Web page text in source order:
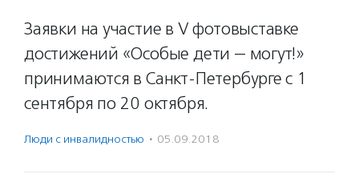
Заявки на участие в V фотовыставке
достижений «Особые дети — могут!»
принимаются в Санкт-Петербурге с 1
сентября по 20 октября.
Люди с инвалидностью · 05.09.2018